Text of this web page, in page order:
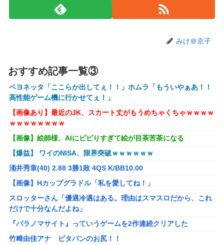
容にいいんだよね〜」→ 結果…
【画像】コスプレイヤーが死ぬ気で痩せた結果ｗｗｗｗ
【衝撃】クルタ族虐 殺の犯人、ツェリードニヒで確定！ク
オコエ瑠偉、メキシコに渡って2球団を即クビ→SNS更新が3
ヶ月間止まって消息不明に
町の弁当屋「申し訳ないが消費税1%になったらその分商品
代を値上げするわ」
パパ活不倫を暴露された大物芸人さん(63)、晒されたLINEが
面白すぎるｗｗｗｗｗｗｗｗｗ(画像ｱﾘ)
【悲報】黒人、卑怯すぎて炎上するｗｗｗｗ
【悲報】有名漫画家、がんを公表「大腸癌になってしまいま
した。肝臓に転移も見られてステージ4です」
【ROBOT魂】 88,000のミーティアが二次も即完売なの大人
気すぎる…
ブラッドボーン全クリしたんだが
【ナイトレイン】 舐め腐ったネタビルドで床舐めしまくる
「俺って面白いやろ？」みたいな寒い奴
みけ＠京子
おすすめ記事一覧③
ベヨネッタ「ここらか出してぇ！！」ホムラ「もういやぁあ！！
高性能ゲーム機に行かせてぇ！」
【画像あり】最近のJK、スカート丈がもうめちゃくちゃｗｗｗｗ
ｗｗｗｗｗｗｗｗ
【画像】絵師様、AIにビビりすぎて絵が目茶苦茶になる
【爆益】 ワイのNISA、限界突破ｗｗｗｗｗｗ
涌井秀章(40) 2.88 3勝1敗 4QS K/BB10.00
【画像】Hカップグラドル「私を愛してね！」
スロッターさん「優遇冷遇はある。理由はスマスロだから、これ
だけで十分なんだよね」
『パラノマサイト』っていうゲームを2作連続クリアした
竹﨑由佳アナ ピタパンのお尻！！